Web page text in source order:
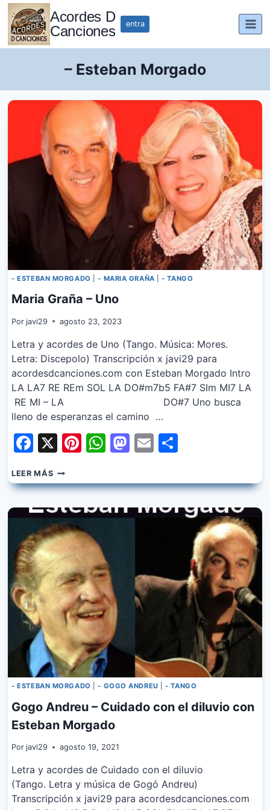
Saltar
contenido
Acordes D
Canciones
entra
– Esteban Morgado
- ESTEBAN MORGADO |- MARIA GRAÑA |- TANGO
Maria Graña – Uno
Por javi29 agosto 23, 2023
Letra y acordes de Uno (Tango. Música: Mores.
Letra: Discepolo) Transcripción x javi29 para
acordesdcanciones.com con Esteban Morgado Intro
LA LA7 RE REm SOL LA DO#m7b5 FA#7 SIm MI7 LA
RE MI – LA DO#7 Uno busca
lleno de esperanzas el camino …
Facebook
X Pinterest
WhatsApp
Mastodon
Email
LEER MÁSMARIA
GRAÑA
–
- ESTEBAN MORGADO |- GOGO ANDREU |- TANGO
Gogo Andreu – Cuidado con el diluvio con
Esteban Morgado
Por javi29 agosto 19, 2021
Letra y acordes de Cuidado con el diluvio
(Tango. Letra y música de Gogó Andreu)
Transcripción x javi29 para acordesdcanciones.com